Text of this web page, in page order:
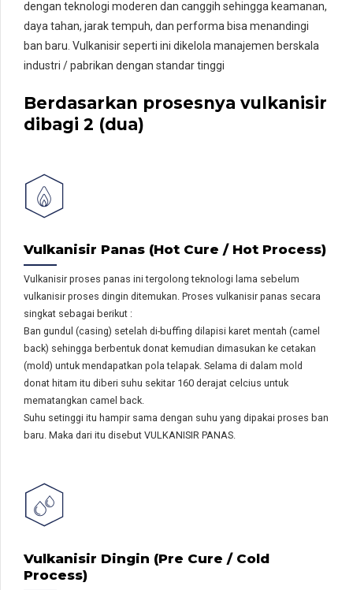
dengan teknologi moderen dan canggih sehingga keamanan,
daya tahan, jarak tempuh, dan performa bisa menandingi
ban baru. Vulkanisir seperti ini dikelola manajemen berskala
industri / pabrikan dengan standar tinggi
Berdasarkan prosesnya vulkanisir
dibagi 2 (dua)
Vulkanisir Panas (Hot Cure / Hot Process)
Vulkanisir proses panas ini tergolong teknologi lama sebelum
vulkanisir proses dingin ditemukan. Proses vulkanisir panas secara
singkat sebagai berikut :
Ban gundul (casing) setelah di-buffing dilapisi karet mentah (camel
back) sehingga berbentuk donat kemudian dimasukan ke cetakan
(mold) untuk mendapatkan pola telapak. Selama di dalam mold
donat hitam itu diberi suhu sekitar 160 derajat celcius untuk
mematangkan camel back.
Suhu setinggi itu hampir sama dengan suhu yang dipakai proses ban
baru. Maka dari itu disebut VULKANISIR PANAS.
Vulkanisir Dingin (Pre Cure / Cold
Process)